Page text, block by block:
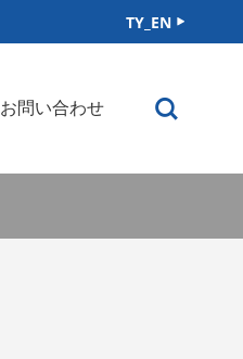
TY_EN 
お問い合わせ 